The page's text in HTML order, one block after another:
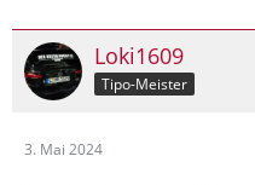
Loki1609
Tipo-Meister
3. Mai 2024